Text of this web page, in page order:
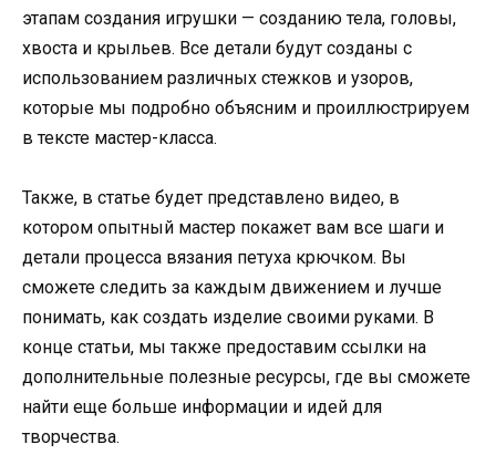
этапам создания игрушки — созданию тела, головы,
хвоста и крыльев. Все детали будут созданы с
использованием различных стежков и узоров,
которые мы подробно объясним и проиллюстрируем
в тексте мастер-класса.
Также, в статье будет представлено видео, в
котором опытный мастер покажет вам все шаги и
детали процесса вязания петуха крючком. Вы
сможете следить за каждым движением и лучше
понимать, как создать изделие своими руками. В
конце статьи, мы также предоставим ссылки на
дополнительные полезные ресурсы, где вы сможете
найти еще больше информации и идей для
творчества.